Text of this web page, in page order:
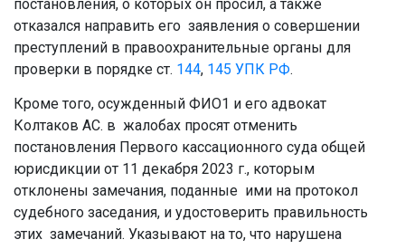
постановления, о которых он просил, а также
отказался направить его заявления о совершении
преступлений в правоохранительные органы для
проверки в порядке ст. 144, 145 УПК РФ.
Кроме того, осужденный ФИО1 и его адвокат
Колтаков АС. в жалобах просят отменить
постановления Первого кассационного суда общей
юрисдикции от 11 декабря 2023 г., которым
отклонены замечания, поданные ими на протокол
судебного заседания, и удостоверить правильность
этих замечаний. Указывают на то, что нарушена